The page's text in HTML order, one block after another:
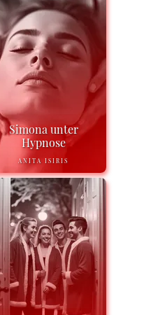
Simona unter
Hypnose
ANITA ISIRIS